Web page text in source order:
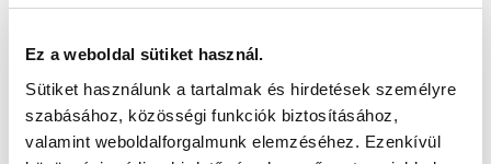
Ez a weboldal sütiket használ.
Sütiket használunk a tartalmak és hirdetések személyre
szabásához, közösségi funkciók biztosításához,
valamint weboldalforgalmunk elemzéséhez. Ezenkívül
hírlevelünkre: